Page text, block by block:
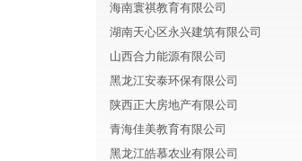
海南寰祺教育有限公司
湖南天心区永兴建筑有限公司
山西合力能源有限公司
黑龙江安泰环保有限公司
陕西正大房地产有限公司
青海佳美教育有限公司
黑龙江皓慕农业有限公司